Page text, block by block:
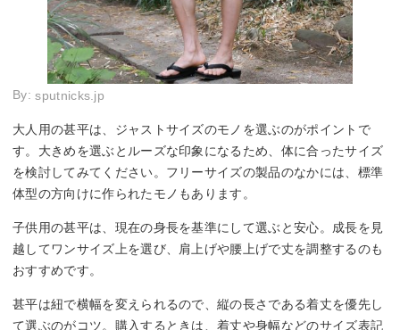
By: sputnicks.jp
大人用の甚平は、ジャストサイズのモノを選ぶのがポイントで
す。大きめを選ぶとルーズな印象になるため、体に合ったサイズ
を検討してみてください。フリーサイズの製品のなかには、標準
体型の方向けに作られたモノもあります。
子供用の甚平は、現在の身長を基準にして選ぶと安心。成長を見
越してワンサイズ上を選び、肩上げや腰上げで丈を調整するのも
おすすめです。
甚平は紐で横幅を変えられるので、縦の長さである着丈を優先し
て選ぶのがコツ。購入するときは、着丈や身幅などのサイズ表記